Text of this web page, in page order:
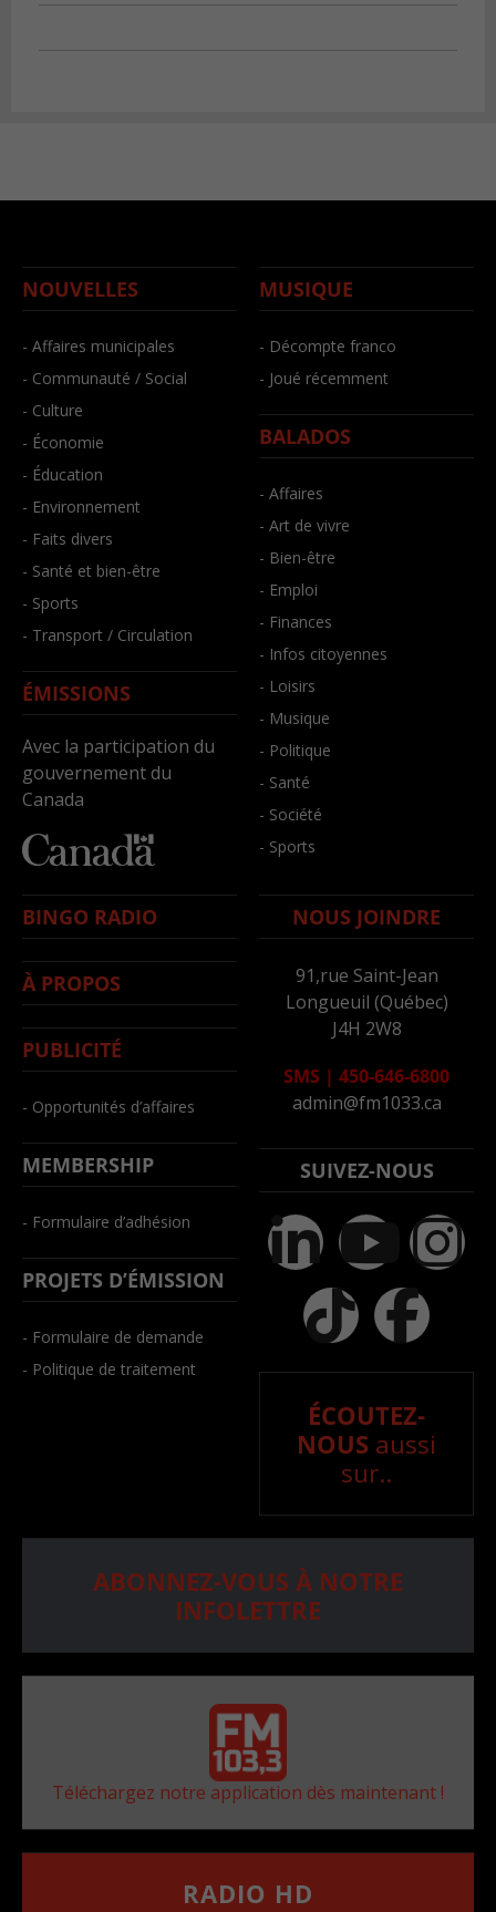
NOUVELLES
- Affaires municipales
- Communauté / Social
- Culture
- Économie
- Éducation
- Environnement
- Faits divers
- Santé et bien-être
- Sports
- Transport / Circulation
ÉMISSIONS
Avec la participation du
gouvernement du
Canada
MUSIQUE
- Décompte franco
- Joué récemment
BALADOS
- Affaires
- Art de vivre
- Bien-être
- Emploi
- Finances
- Infos citoyennes
- Loisirs
- Musique
- Politique
- Santé
- Société
- Sports
BINGO RADIO
À PROPOS
PUBLICITÉ
- Opportunités d’affaires
MEMBERSHIP
- Formulaire d’adhésion
PROJETS D’ÉMISSION
- Formulaire de demande
- Politique de traitement
NOUS JOINDRE
91,rue Saint-Jean
Longueuil (Québec)
J4H 2W8
SMS | 450-646-6800
admin@fm1033.ca
SUIVEZ-NOUS
ÉCOUTEZ-
NOUS aussi
sur..
ABONNEZ-VOUS À NOTRE
INFOLETTRE
Téléchargez notre application dès maintenant !
RADIO HD